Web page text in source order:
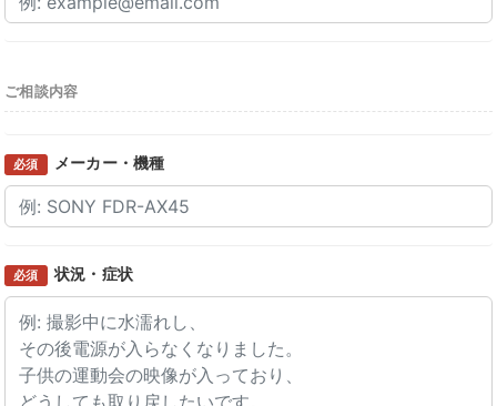
ご相談内容
必須 メーカー・機種
必須 状況・症状